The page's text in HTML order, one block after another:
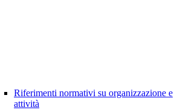
Riferimenti normativi su organizzazione e
attività